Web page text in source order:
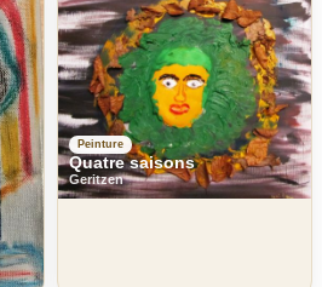
Peinture
Quatre saisons
Geritzen